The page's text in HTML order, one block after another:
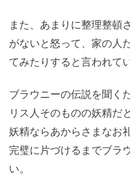
また、あまりに整理整頓
がないと怒って、家の人
てみたりすると言われてい
ブラウニーの伝説を聞く
リス人そのものの妖精だ
妖精ならあからさまなお
完璧に片づけるまでブラ
い。